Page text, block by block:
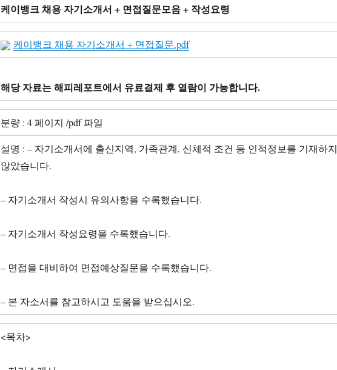
케이뱅크 채용 자기소개서 + 면접질문모음 + 작성요령
케이뱅크 채용 자기소개서 + 면접질문.pdf
해당 자료는 해피레포트에서 유료결제 후 열람이 가능합니다.
분량 : 4 페이지 /pdf 파일
설명 : – 자기소개서에 출신지역, 가족관계, 신체적 조건 등 인적정보를 기재하지
않았습니다.
– 자기소개서 작성시 유의사항을 수록했습니다.
– 자기소개서 작성요령을 수록했습니다.
– 면접을 대비하여 면접예상질문을 수록했습니다.
– 본 자소서를 참고하시고 도움을 받으십시오.
<목차>